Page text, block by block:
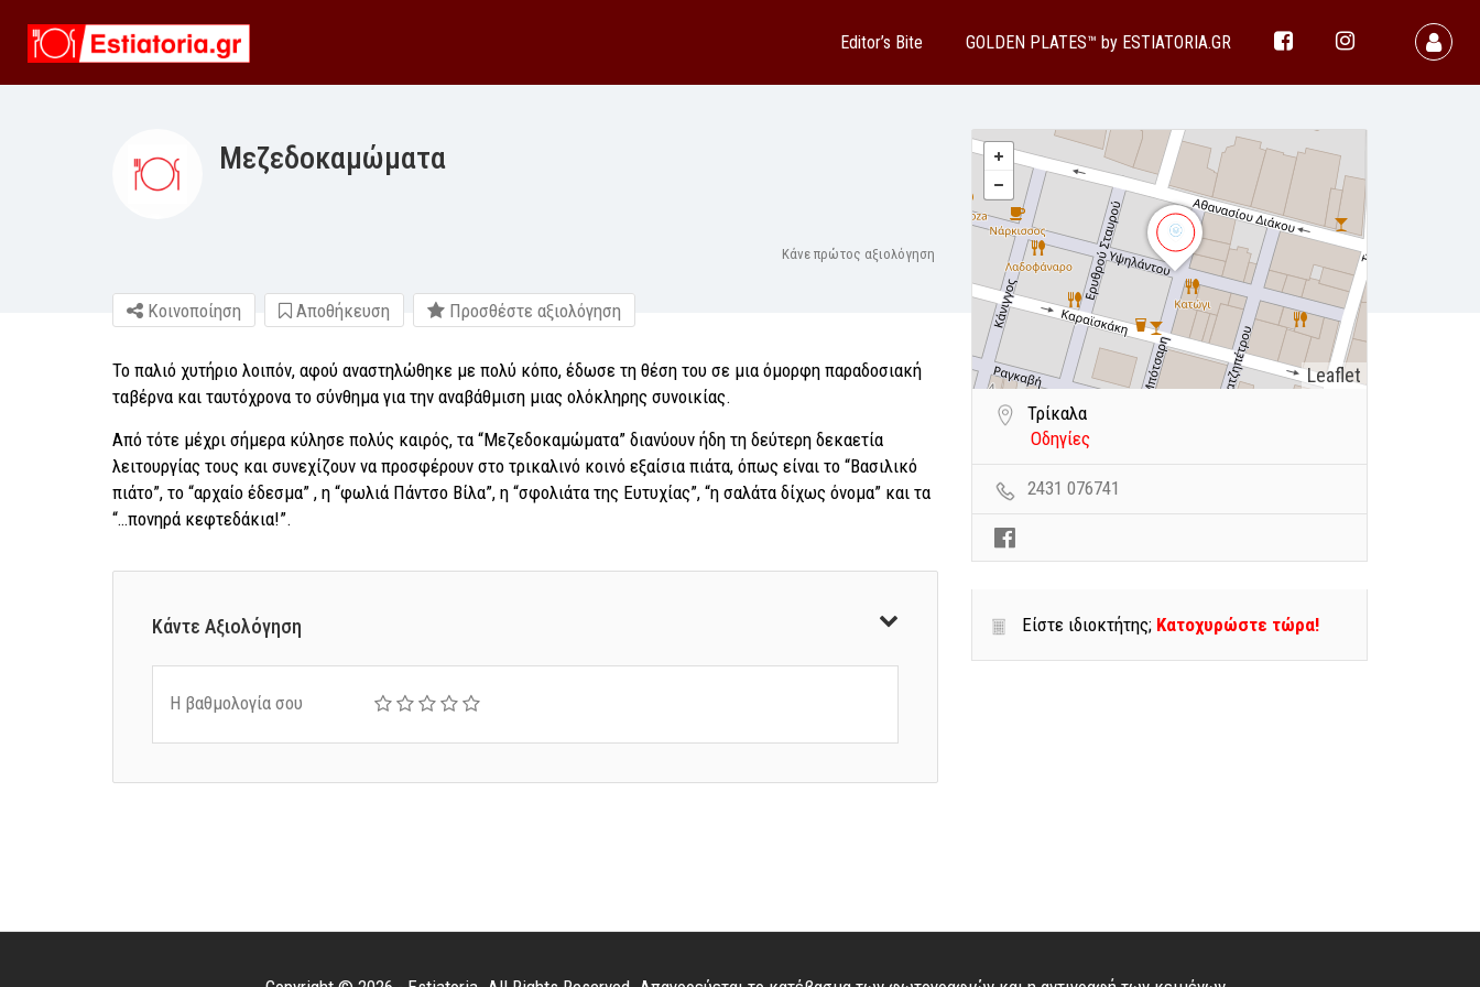
Editor’s Bite GOLDEN PLATES™ by ESTIATORIA.GR
Μεζεδοκαμώματα
Κάνε πρώτος αξιολόγηση
Κοινοποίηση Αποθήκευση Προσθέστε αξιολόγηση
Το παλιό χυτήριο λοιπόν, αφού αναστηλώθηκε με πολύ κόπο, έδωσε τη θέση του σε μια όμορφη παραδοσιακή
ταβέρνα και ταυτόχρονα το σύνθημα για την αναβάθμιση μιας ολόκληρης συνοικίας.
Από τότε μέχρι σήμερα κύλησε πολύς καιρός, τα “Μεζεδοκαμώματα” διανύουν ήδη τη δεύτερη δεκαετία
λειτουργίας τους και συνεχίζουν να προσφέρουν στο τρικαλινό κοινό εξαίσια πιάτα, όπως είναι το “Βασιλικό
πιάτο”, το “αρχαίο έδεσμα” , η “φωλιά Πάντσο Βίλα”, η “σφολιάτα της Ευτυχίας”, “η σαλάτα δίχως όνομα” και τα
“…πονηρά κεφτεδάκια!”.
Κάντε Αξιολόγηση
Η βαθμολογία σου
Leaflet
Τρίκαλα
Οδηγίες
2431 076741
Είστε ιδιοκτήτης; Κατοχυρώστε τώρα!